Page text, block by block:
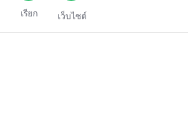
เรียก เว็บไซต์